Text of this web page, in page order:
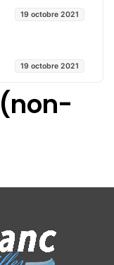
19 octobre 2021
19 octobre 2021